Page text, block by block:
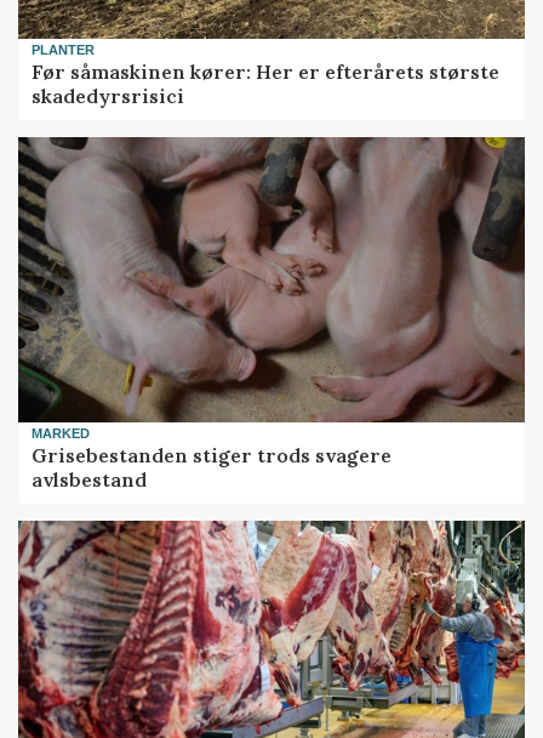
PLANTER
Før såmaskinen kører: Her er efterårets største
skadedyrsrisici
MARKED
Grisebestanden stiger trods svagere
avlsbestand